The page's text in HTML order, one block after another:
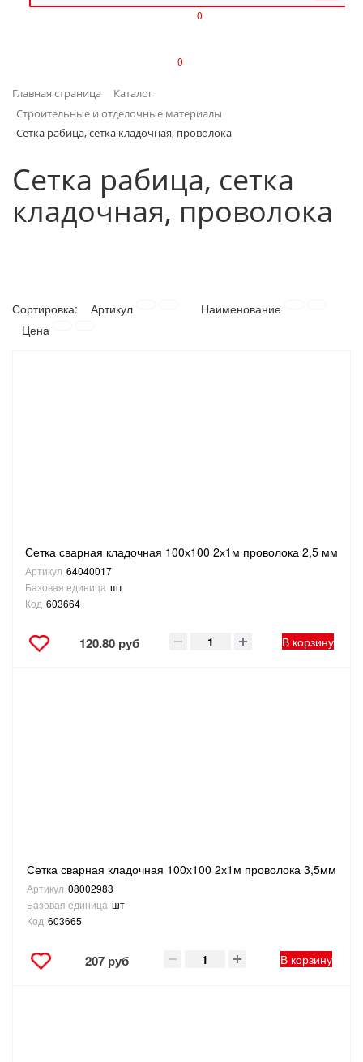
ИНТЕРЬЕР
КАНЦТОВАРЫ
КЛИМАТИЧЕСКАЯ ТЕХНИКА
КРЕПЕЖ И СКОБЯНЫЕ ИЗДЕЛИЯ
НАСОСНОЕ ОБОРУДОВАНИЕ
СТРЕМЯНКИ,ЛЕСТНИЦЫ
СТРОИТЕЛЬНЫЕ И ОТДЕЛОЧНЫЕ МАТЕРИАЛЫ
0
0
Главная страница
Каталог
Строительные и отделочные материалы
Сетка рабица, сетка кладочная, проволока
Сетка рабица, сетка
кладочная, проволока
Сортировка: Артикул
Наименование
Цена
Сетка сварная кладочная 100х100 2х1м проволока 2,5 мм
Артикул 64040017
Базовая единица шт
Код 603664
120.80 руб В корзину
Сетка сварная кладочная 100х100 2х1м проволока 3,5мм
Артикул 08002983
Базовая единица шт
Код 603665
207 руб В корзину